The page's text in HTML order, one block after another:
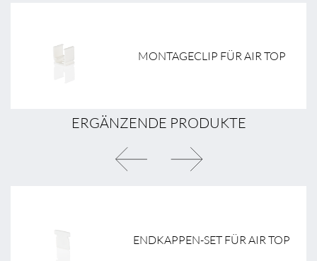
MONTAGECLIP FÜR AIR TOP
ERGÄNZENDE PRODUKTE
ENDKAPPEN-SET FÜR AIR TOP